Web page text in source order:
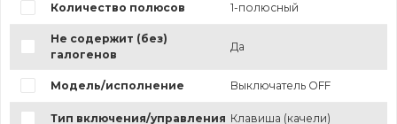
Количество полюсов 1-полюсный
Не содержит (без)
галогенов
Да
Модель/исполнение Выключатель OFF
Тип включения/управления Клавиша (качели)